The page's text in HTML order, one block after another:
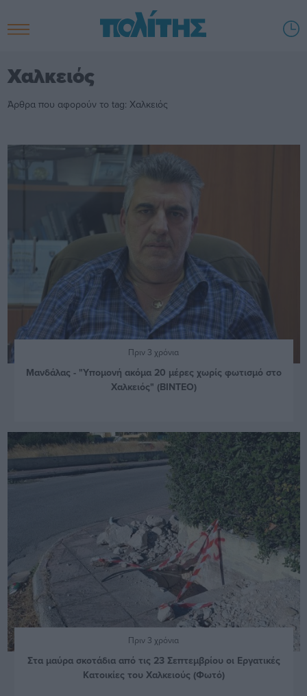
Χαλκειός
Άρθρα που αφορούν το tag: Χαλκειός
Πριν 3 χρόνια
Μανδάλας - "Υπομονή ακόμα 20 μέρες χωρίς φωτισμό στο
Χαλκειός" (ΒΙΝΤΕΟ)
Πριν 3 χρόνια
Στα μαύρα σκοτάδια από τις 23 Σεπτεμβρίου οι Εργατικές
Κατοικίες του Χαλκειούς (Φωτό)